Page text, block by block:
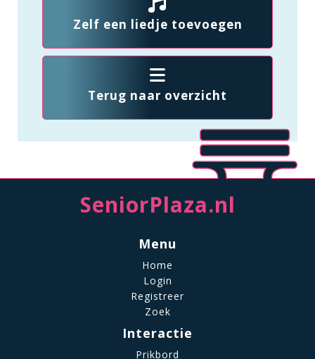
Zelf een liedje toevoegen
Terug naar overzicht
SeniorPlaza.nl
Menu
Home
Login
Registreer
Zoek
Interactie
Prikbord